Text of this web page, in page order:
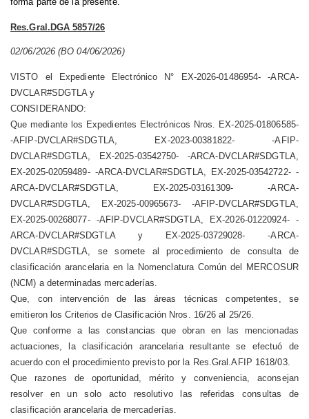
Res.Gral.DGA 5857/26
02/06/2026 (BO 04/06/2026)
VISTO el Expediente Electrónico N° EX-2026-01486954- -ARCA-
DVCLAR#SDGTLA y
CONSIDERANDO:
Que mediante los Expedientes Electrónicos Nros. EX-2025-01806585-
-AFIP-DVCLAR#SDGTLA, EX-2023-00381822- -AFIP-
DVCLAR#SDGTLA, EX-2025-03542750- -ARCA-DVCLAR#SDGTLA,
EX-2025-02059489- -ARCA-DVCLAR#SDGTLA, EX-2025-03542722- -
ARCA-DVCLAR#SDGTLA, EX-2025-03161309- -ARCA-
DVCLAR#SDGTLA, EX-2025-00965673- -AFIP-DVCLAR#SDGTLA,
EX-2025-00268077- -AFIP-DVCLAR#SDGTLA, EX-2026-01220924- -
ARCA-DVCLAR#SDGTLA y EX-2025-03729028- -ARCA-
DVCLAR#SDGTLA, se somete al procedimiento de consulta de
clasificación arancelaria en la Nomenclatura Común del MERCOSUR
(NCM) a determinadas mercaderías.
Que, con intervención de las áreas técnicas competentes, se
emitieron los Criterios de Clasificación Nros. 16/26 al 25/26.
Que conforme a las constancias que obran en las mencionadas
actuaciones, la clasificación arancelaria resultante se efectuó de
acuerdo con el procedimiento previsto por la Res.Gral.AFIP 1618/03.
Que razones de oportunidad, mérito y conveniencia, aconsejan
resolver en un solo acto resolutivo las referidas consultas de
clasificación arancelaria de mercaderías.